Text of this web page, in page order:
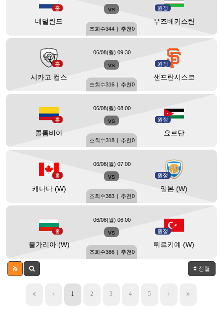
홈
네덜란드
vs 원정
우즈베키스탄
조회수344 | 추천0
홈
시카고 컵스
vs 원정
샌프란시스코
06/08(월) 09:30
조회수316 | 추천0
홈
콜롬비아
vs 원정
요르단
06/08(월) 08:00
조회수318 | 추천0
홈
캐나다 (W)
vs 원정
일본 (W)
06/08(월) 07:00
조회수383 | 추천0
홈
불가리아 (W)
vs 원정
튀르키예 (W)
06/08(월) 06:00
조회수386 | 추천0
정렬
1 2 3 4 5